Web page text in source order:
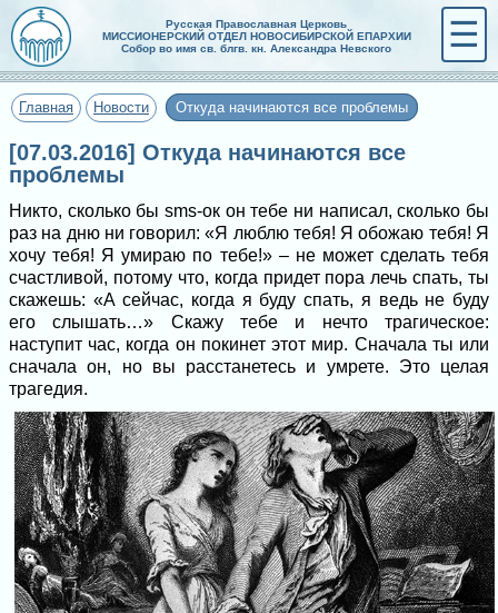
Русская Православная Церковь
МИССИОНЕРСКИЙ ОТДЕЛ НОВОСИБИРСКОЙ ЕПАРХИИ
Собор во имя св. блгв. кн. Александра Невского
☰
Главная Новости Откуда начинаются все проблемы
[07.03.2016] Откуда начинаются все
проблемы
Никто, сколько бы sms-ок он тебе ни написал, сколько бы
раз на дню ни говорил: «Я люблю тебя! Я обожаю тебя! Я
хочу тебя! Я умираю по тебе!» – не может сделать тебя
счастливой, потому что, когда придет пора лечь спать, ты
скажешь: «А сейчас, когда я буду спать, я ведь не буду
его слышать…» Скажу тебе и нечто трагическое:
наступит час, когда он покинет этот мир. Сначала ты или
сначала он, но вы расстанетесь и умрете. Это целая
трагедия.